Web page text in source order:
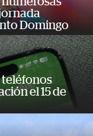
Domingo
teléfonos
el 15 de